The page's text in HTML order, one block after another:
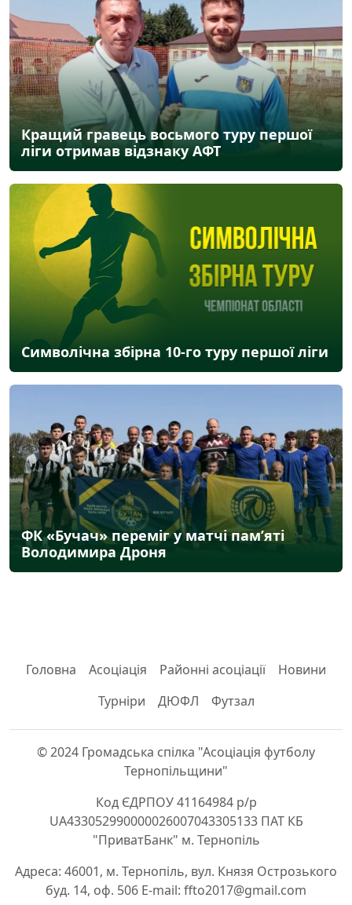
Кращий гравець восьмого туру першої
ліги отримав відзнаку АФТ
Символічна збірна 10-го туру першої ліги
ФК «Бучач» переміг у матчі пам’яті
Володимира Дроня
Головна Асоціація Районні асоціації
Новини
Турніри
ДЮФЛ Футзал
© 2024 Громадська спілка "Асоціація футболу
Тернопільщини"
Код ЄДРПОУ 41164984 р/р
UA433052990000026007043305133 ПАТ КБ
"ПриватБанк" м. Тернопіль
Адреса: 46001, м. Тернопіль, вул. Князя Острозького
буд. 14, оф. 506 E-mail: ffto2017@gmail.com